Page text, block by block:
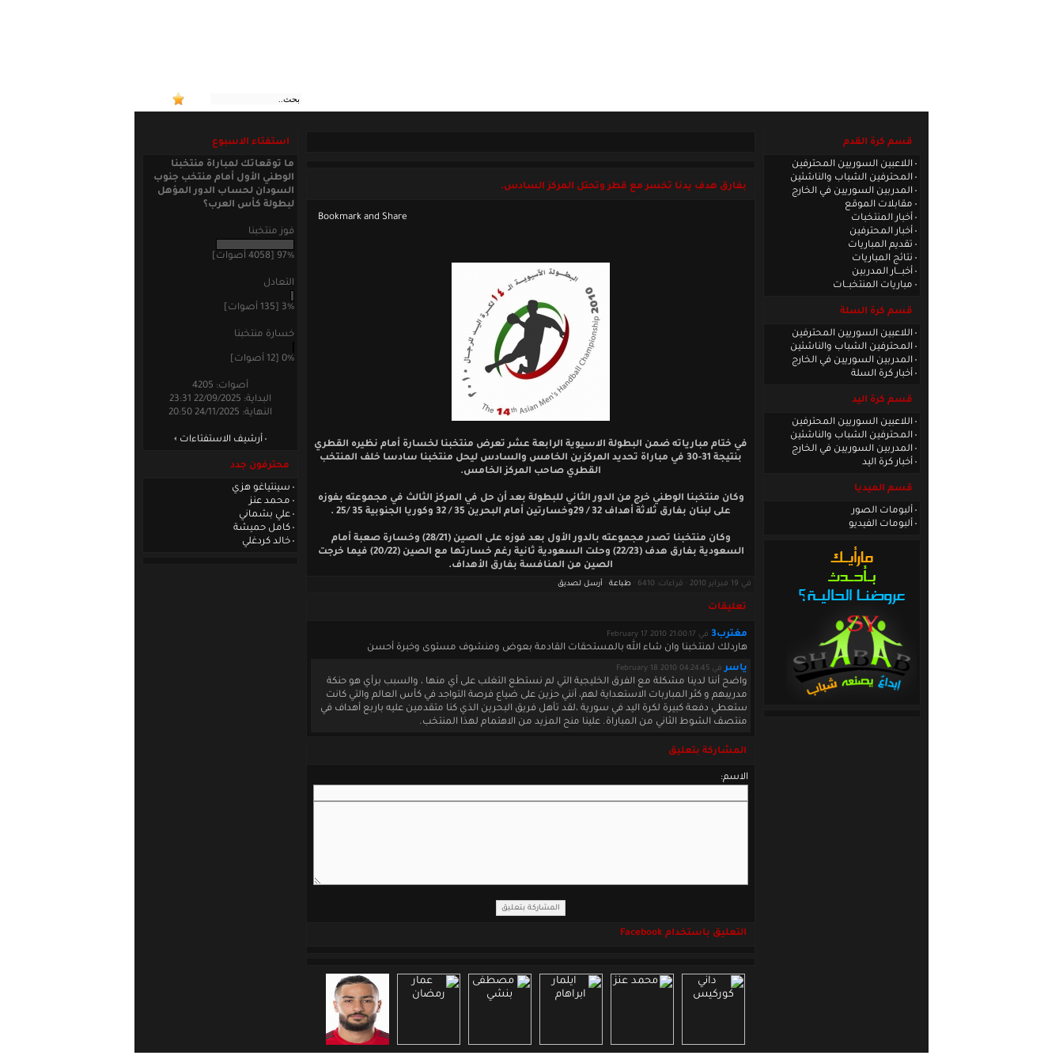
قسم كرة القدم
اللاعبين السوريين المحترفين
المحترفين الشباب والناشئين
المدربين السوريين في الخارج
مقابلات الموقع
أخبار المنتخبات
أخبار المحترفين
تقديم المباريات
نتائج المباريات
أخبـــار المدربين
مباريات المنتخبــات
قسم كرة السلة
اللاعبين السوريين المحترفين
المحترفين الشباب والناشئين
المدربين السوريين في الخارج
أخبار كرة السلة
قسم كرة اليد
اللاعبين السوريين المحترفين
المحترفين الشباب والناشئين
المدربين السوريين في الخارج
أخبار كرة اليد
قسم الميديا
ألبومات الصور
ألبومات الفيديو
بفارق هدف يدنا تخسر مع قطر وتحتل المركز السادس.
في ختام مبارياته ضمن البطولة الاسيوية الرابعة عشر تعرض منتخبنا لخسارة أمام نظيره القطري
بنتيجة 31-30 في مباراة تحديد المركزين الخامس والسادس ليحل منتخبنا سادسا خلف المنتخب
القطري صاحب المركز الخامس.
وكان منتخبنا الوطني خرج من الدور الثاني للبطولة بعد أن حل في المركز الثالث في مجموعته بفوزه
على لبنان بفارق ثلاثة أهداف 32 / 29وخسارتين أمام البحرين 35 / 32 وكوريا الجنوبية 35 /25 .
وكان منتخبنا تصدر مجموعته بالدور الأول بعد فوزه على الصين (28/21) وخسارة صعبة أمام
السعودية بفارق هدف (22/23) وحلت السعودية ثانية رغم خسارتها مع الصين (20/22) فيما خرجت
الصين من المنافسة بفارق الأهداف.‏
في 19 فبراير 2010 · قراءات: 6410 · طباعة أرسل لصديق
تعليقات
مغترب3 في February 17 2010 21:00:17
هاردلك لمنتخبنا وان شاء الله بالمستحقات القادمة بعوض ومنشوف مستوى وخبرة أحسن
ياسر في February 18 2010 04:24:45
واضح أننا لدينا مشكلة مع الفرق الخليجية التي لم نستطع التغلب على أي منها ، والسبب برأي هو حنكة
مدريبهم و كثر المباربات الاستعداية لهم، أنني حزين على ضياع فرصة التواجد في كأس العالم والتي كانت
ستعطي دفعة كبيرة لكرة اليد في سورية ،لقد تأهل فريق البحرين الذي كنا متقدمين عليه باربع أهداف في
منتصف الشوط الثاني من المباراة. علينا منح المزيد من الاهتمام لهذا المنتخب.
المشاركة بتعليق
الاسم:
التعليق باستخدام Facebook
استفتاء الاسبوع
ما توقعاتك لمباراة منتخبنا
الوطني الأول أمام منتخب جنوب
السودان لحساب الدور المؤهل
لبطولة كأس العرب؟
فوز منتخبنا
97% [4058 أصوات]
التعادل
3% [135 أصوات]
خسارة منتخبنا
0% [12 أصوات]
أصوات: 4205
البداية: 22/09/2025 23:31
النهاية: 24/11/2025 20:50
أرشيف الاستفتاءات
محترفون جدد
سينتياغو هزي
محمد عنز
علي بشماني
كامل حميشة
خالد كردغلي